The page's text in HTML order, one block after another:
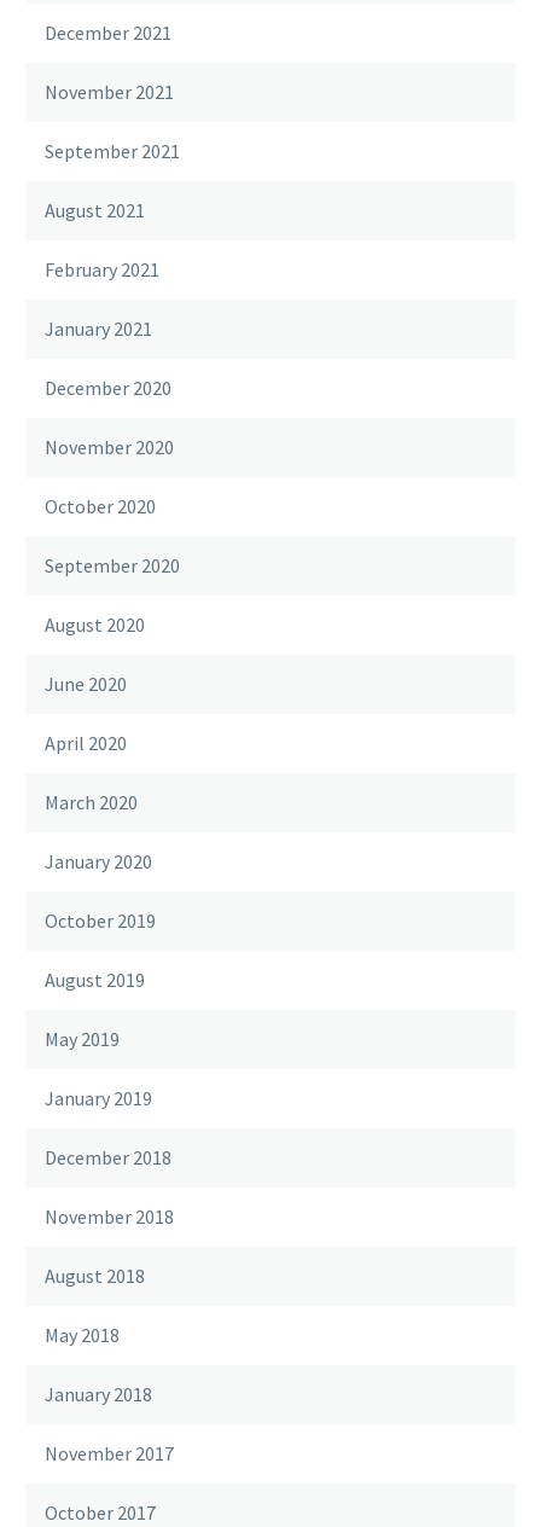
December 2021
November 2021
September 2021
August 2021
February 2021
January 2021
December 2020
November 2020
October 2020
September 2020
August 2020
June 2020
April 2020
March 2020
January 2020
October 2019
August 2019
May 2019
January 2019
December 2018
November 2018
August 2018
May 2018
January 2018
November 2017
October 2017